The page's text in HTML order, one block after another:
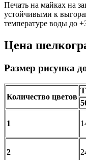
Печать на майках на
устойчивыми к
температуре воды до
Цена
Размер рисунка
Количество цветов
1
2